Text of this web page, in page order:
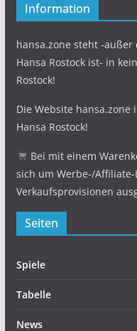
Information
hansa.zone steht -außer
Hansa Rostock ist- in
Rostock!
Die Website hansa.zone
Hansa Rostock!
Bei mit einem
sich um Werbe-/
Verkaufsprovisionen
Seiten
Spiele
Tabelle
News